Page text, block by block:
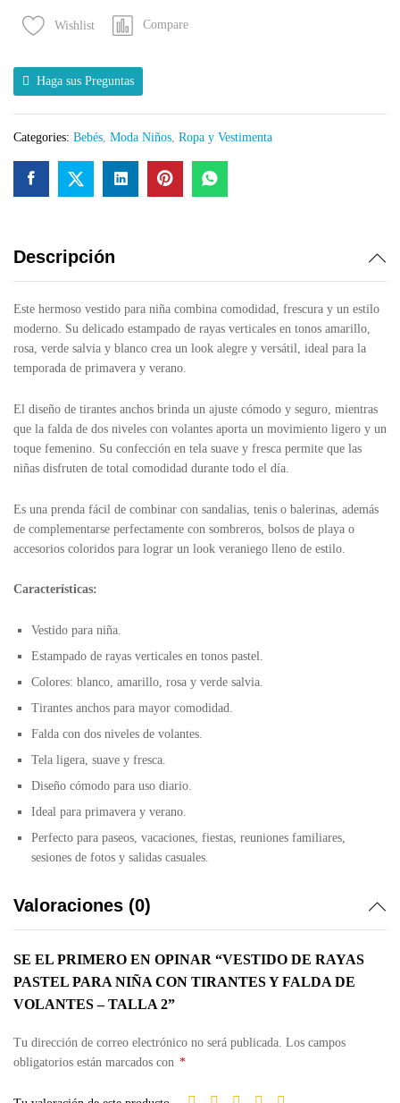
para
con
Tirantes
de
Volantes
Wishlist Compare
Haga sus Preguntas
Categories: Bebés, Moda Niños, Ropa y Vestimenta
Descripción
Este hermoso vestido para niña combina comodidad, frescura y un estilo
moderno. Su delicado estampado de rayas verticales en tonos amarillo,
rosa, verde salvia y blanco crea un look alegre y versátil, ideal para la
temporada de primavera y verano.
El diseño de tirantes anchos brinda un ajuste cómodo y seguro, mientras
que la falda de dos niveles con volantes aporta un movimiento ligero y un
toque femenino. Su confección en tela suave y fresca permite que las
niñas disfruten de total comodidad durante todo el día.
Es una prenda fácil de combinar con sandalias, tenis o balerinas, además
de complementarse perfectamente con sombreros, bolsos de playa o
accesorios coloridos para lograr un look veraniego lleno de estilo.
Características:
Vestido para niña.
Estampado de rayas verticales en tonos pastel.
Colores: blanco, amarillo, rosa y verde salvia.
Tirantes anchos para mayor comodidad.
Falda con dos niveles de volantes.
Tela ligera, suave y fresca.
Diseño cómodo para uso diario.
Ideal para primavera y verano.
Perfecto para paseos, vacaciones, fiestas, reuniones familiares,
sesiones de fotos y salidas casuales.
Valoraciones (0)
SE EL PRIMERO EN OPINAR “VESTIDO DE RAYAS
PASTEL PARA NIÑA CON TIRANTES Y FALDA DE
VOLANTES – TALLA 2”
Tu dirección de correo electrónico no será publicada. Los campos
obligatorios están marcados con *